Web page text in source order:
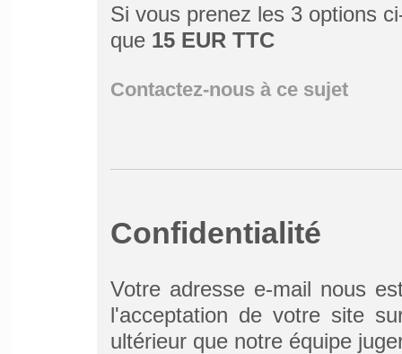
Si vous prenez les 3 options
que 15 EUR TTC
Contactez-nous à ce sujet
Confidentialité
Votre adresse e-mail nous
l'acceptation de votre site
ultérieur que notre équipe